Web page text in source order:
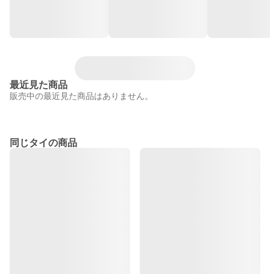
最近見た商品
販売中の最近見た商品はありません。
同じタイの商品